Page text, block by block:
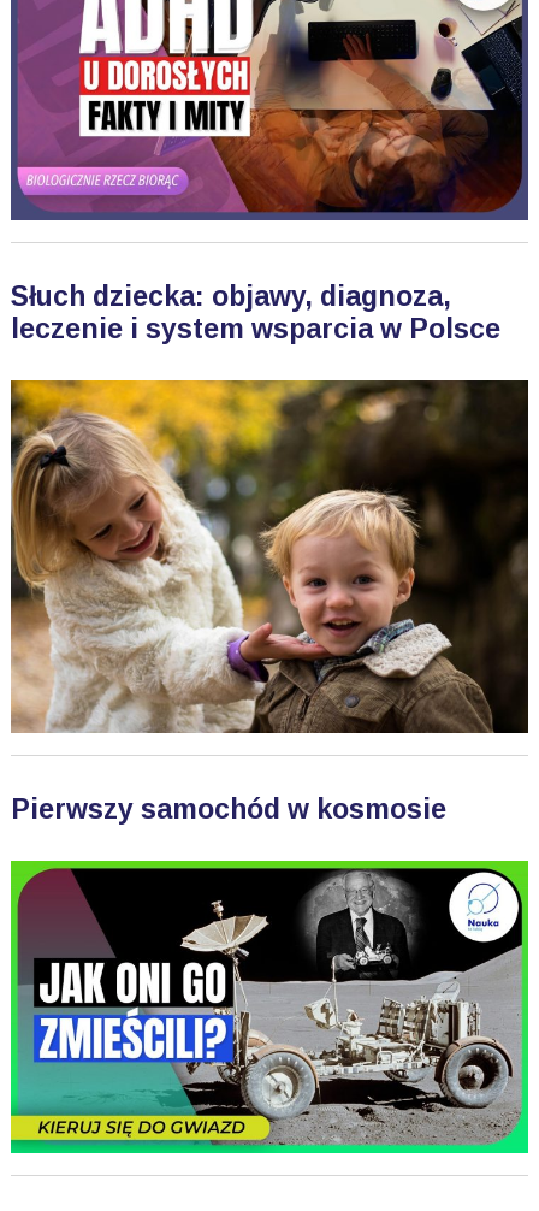
Słuch dziecka: objawy, diagnoza,
leczenie i system wsparcia w Polsce
Pierwszy samochód w kosmosie